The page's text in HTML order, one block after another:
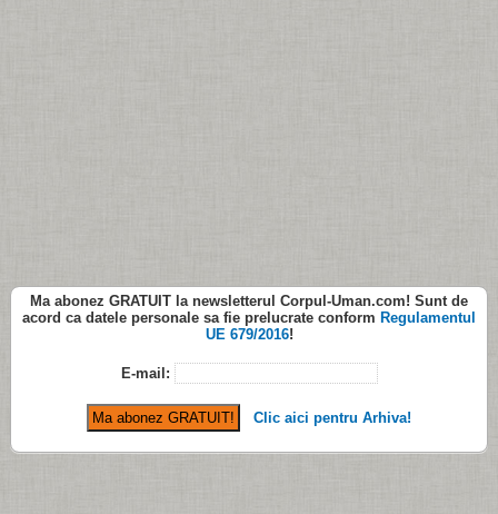
Ma abonez GRATUIT la newsletterul Corpul-Uman.com! Sunt de
acord ca datele personale sa fie prelucrate conform Regulamentul
UE 679/2016!
E-mail:
Clic aici pentru Arhiva!